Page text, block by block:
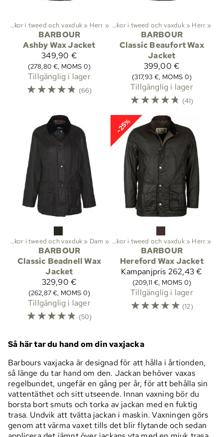
Jackor i tweed och vaxduk ‪» Herr ‪»
BARBOUR
Ashby Wax Jacket
349,90 €
(278,80 €, MOMS 0)
Tillgänglig i lager
☆☆☆☆☆ (66)
‪»Friluftsliv‪»Kläder‪» Jackor‪» Jackor i tweed och vaxduk ‪» Herr ‪»
BARBOUR
Classic Beaufort Wax
Jacket
399,00 €
(317,93 €, MOMS 0)
Tillgänglig i lager
☆☆☆☆☆ (41)
Jackor i tweed och vaxduk ‪» Dam ‪»
BARBOUR
Classic Beadnell Wax
Jacket
329,90 €
(262,87 €, MOMS 0)
Tillgänglig i lager
☆☆☆☆☆ (50)
-25%
‪»Friluftsliv‪»Kläder‪» Jackor‪» Jackor i tweed och vaxduk ‪» Herr ‪»
BARBOUR
Hereford Wax Jacket
Kampanjpris 262,43 €
(209,11 €, MOMS 0)
Tillgänglig i lager
☆☆☆☆☆ (12)
Så här tar du hand om din vaxjacka
Barbours vaxjacka är designad för att hålla i årtionden,
så länge du tar hand om den. Jackan behöver vaxas
regelbundet, ungefär en gång per år, för att behålla sin
vattentäthet och sitt utseende. Innan vaxning bör du
borsta bort smuts och torka av jackan med en fuktig
trasa. Undvik att tvätta jackan i maskin. Vaxningen görs
genom att värma vaxet tills det blir flytande och sedan